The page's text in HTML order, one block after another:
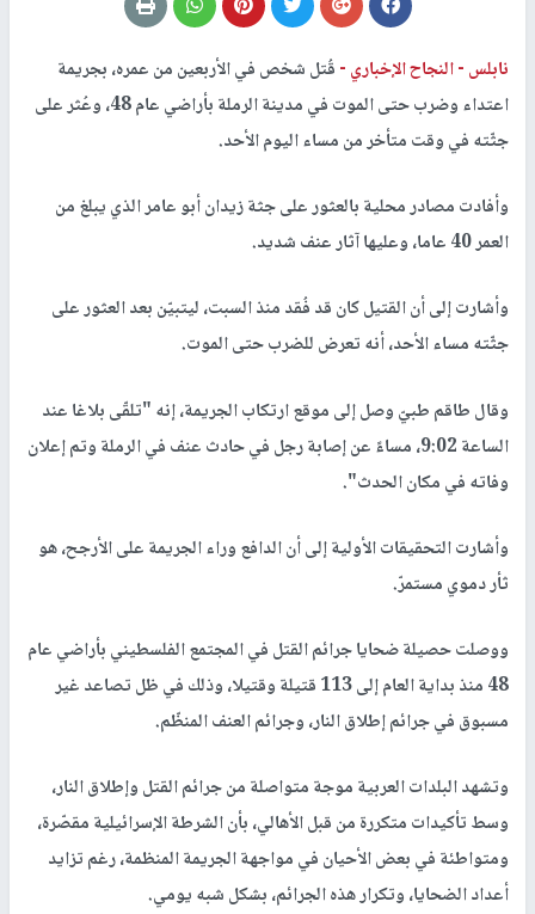
نابلس -النجاح الإخباري -قُتل شخص في الأربعين من عمره، بجريمة
اعتداء وضرب حتى الموت في مدينة الرملة بأراضي عام 48، وعُثر على
جثّته في وقت متأخر من مساء اليوم الأحد.
وأفادت مصادر محلية بالعثور على جثة زيدان أبو عامر الذي يبلغ من
العمر 40 عاما، وعليها آثار عنف شديد.
وأشارت إلى أن القتيل كان قد فُقد منذ السبت، ليتبيّن بعد العثور على
جثّته مساء الأحد، أنه تعرض للضرب حتى الموت.
وقال طاقم طبيّ وصل إلى موقع ارتكاب الجريمة، إنه "تلقّى بلاغا عند
الساعة 9:02، مساءً عن إصابة رجل في حادث عنف في الرملة وتم إعلان
وفاته في مكان الحدث".
وأشارت التحقيقات الأولية إلى أن الدافع وراء الجريمة على الأرجح، هو
ثأر دموي مستمرّ.
ووصلت حصيلة ضحايا جرائم القتل في المجتمع الفلسطيني بأراضي عام
48 منذ بداية العام إلى 113 قتيلة وقتيلا، وذلك في ظل تصاعد غير
مسبوق في جرائم إطلاق النار، وجرائم العنف المنظّم.
وتشهد البلدات العربية موجة متواصلة من جرائم القتل وإطلاق النار،
وسط تأكيدات متكررة من قبل الأهالي، بأن الشرطة الإسرائيلية مقصّرة،
ومتواطئة في بعض الأحيان في مواجهة الجريمة المنظمة، رغم تزايد
أعداد الضحايا، وتكرار هذه الجرائم، بشكل شبه يومي.